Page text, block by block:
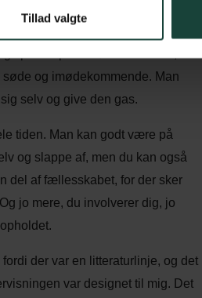
Tillad valgte
er der hele tiden
og imødekommende. Man
selv og give den gas.
tiden. Man kan godt være på
og slappe af, men du kan også
del af fællesskabet, for der sker
jo mere, du involverer dig, jo
der var en litteraturlinje, og det
var designet til mig. Det